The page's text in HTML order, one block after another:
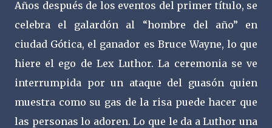
Años después de los eventos del primer título, se
celebra el galardón al “hombre del año” en
ciudad Gótica, el ganador es Bruce Wayne, lo que
hiere el ego de Lex Luthor. La ceremonia se ve
interrumpida por un ataque del guasón quien
muestra como su gas de la risa puede hacer que
las personas lo adoren. Lo que le da a Luthor una